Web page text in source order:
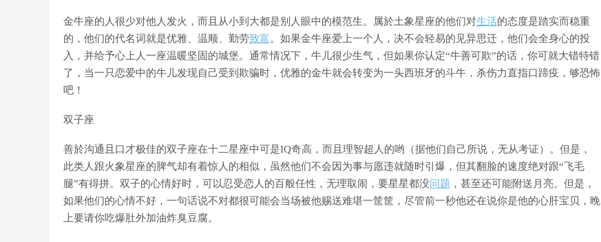
金牛座的人很少对他人发火，而且从小到大都是别人眼中的模范生。属於土象星座的他们对生活的态度是踏实而稳重
的，他们的代名词就是优雅、温顺、勤劳致富 。如果金牛座爱上一个人，决不会轻易的见异思迁，他们会全身心的投
入，并给予心上人一座温暖坚固的城堡。通常情况下，牛儿很少生气，但如果你认定“牛善可欺”的话，你可就大错特错
了，当一只恋爱中的牛儿发现自己受到欺骗时，优雅的金牛就会转变为一头西班牙的斗牛，杀伤力直指口蹄疫，够恐怖
吧！
双子座
善於沟通且口才极佳的双子座在十二星座中可是IQ奇高，而且理智超人的哟（据他们自己所说，无从考证）。但是，
此类人跟火象星座的脾气却有着惊人的相似，虽然他们不会因为事与愿违就随时引爆，但其翻脸的速度绝对跟“飞毛
腿”有得拼。双子的心情好时，可以忍受恋人的百般任性，无理取闹，要星星都没问题 ，甚至还可能附送月亮。但是，
如果他们的心情不好，一句话说不对都很可能会当场被他赐送难堪一筐筐，尽管前一秒他还在说你是他的心肝宝贝，晚
上要请你吃爆肚外加油炸臭豆腐。